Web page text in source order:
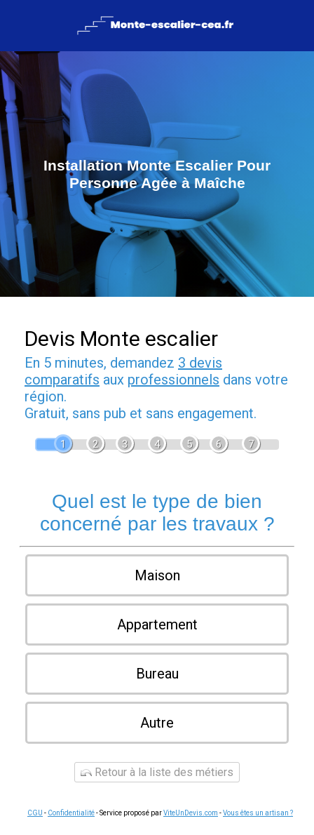
Installation Monte Escalier Pour
Personne Agée à Maîche
Devis Monte escalier
En 5 minutes, demandez 3 devis
comparatifs aux professionnels dans votre
région.
Gratuit, sans pub et sans engagement.
1 2 3 4 5 6 7
Quel est le type de bien
concerné par les travaux ?
Maison
Appartement
Bureau
Autre
Retour à la liste des métiers
CGU - Confidentialité- Service proposé parViteUnDevis.com -Vous êtes un artisan ?